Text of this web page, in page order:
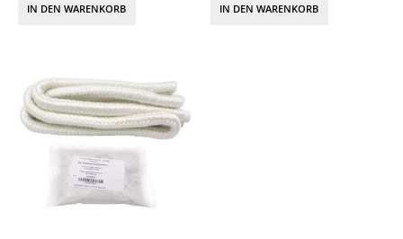
IN DEN WARENKORB IN DEN WARENKORB